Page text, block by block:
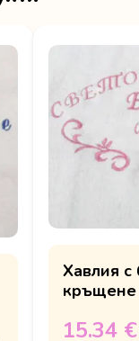
Хавлия с
15.34 €